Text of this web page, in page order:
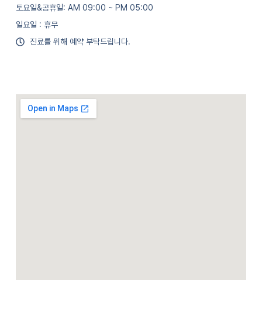
토요일&공휴일: AM 09:00 ~ PM 05:00
일요일 : 휴무
진료를 위해 예약 부탁드립니다.